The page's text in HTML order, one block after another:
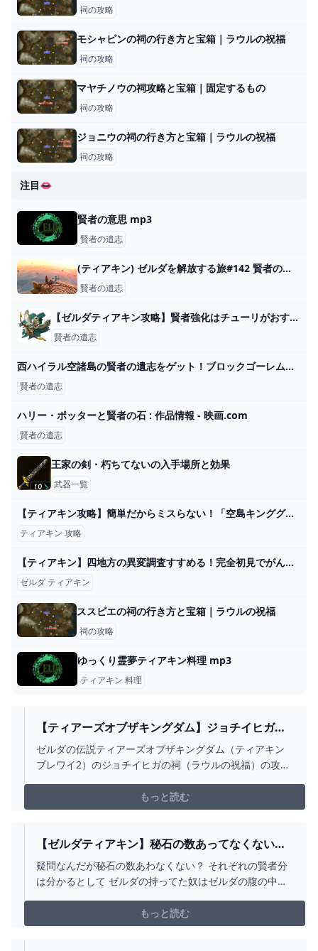
祠の攻略
モシャピンの祠の行き方と宝箱｜ラウルの祝福
祠の攻略
マヤチノウの祠攻略と宝箱｜固定するもの
祠の攻略
ジョニウの祠の行き方と宝箱｜ラウルの祝福
祠の攻略
注目👄
賢者の意思 mp3
賢者の遺志
(ティアキン) ゼルダを解放する旅#142 賢者の遺志探し 【ゼルダの伝説ティーアズオブザキングダム 】 - ニコニコ動画
賢者の遺志
【ゼルダティアキン攻略】賢者強化はチューリがおすすめか。 – ゲーム攻略のかけら
賢者の遺志
西ハイラル空諸島の賢者の遺志をゲット！ブロックゴーレム（上等）の安全な倒し方 - YouTube
賢者の遺志
ハリー・ポッターと賢者の石 : 作品情報 - 映画.com
賢者の遺志
王家の剣・朽ちてないの入手場所と効果
武器一覧
【ティアキン攻略】簡単だからミスらない！「空島キンググリオーク」を安全な場所からゴリ押しして倒す討伐方法を紹介します【ティアーズオブザキングダム】 - YouTube
ティアキン 攻略
【ティアキン】四地方の異変調査すすめる！完全初見でがんばる #8【ゼルダの伝説ティアーズオブザキングダム】【個人Vtuber /那々星せぇな】 - YouTube
ゼルダ ティアキン
ススビエの祠の行き方と宝箱｜ラウルの祝福
祠の攻略
ゆっくり霊夢ティアキン料理 mp3
ティアキン 料理
【ティアーズオブザキングダム】ジョチイヒガの
祠の出し方と場所【ティアキン】 - ティアキン攻
略WIKI GAMERCH
ゼルダの伝説ティアーズオブザキングダム（ティアキン
ブレワイ2）のジョチイヒガの祠（ラウルの祝福）の攻略
掲載しているので是非参考にしてください
もっと読む
【ゼルダティアキン】秘石の数あってなくない？
– ゲーム攻略のかけら
疑問なんだが秘石の数あわなくない？ それぞれの賢者分
は分かるとして ゼルダの持ってた奴はゼルダの腹の中じ
誰のなん？ それともあれはゼルダのミ？ ゼルダは時の賢
者だからソニアのものでしょ
もっと読む